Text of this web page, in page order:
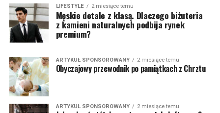
LIFESTYLE 2 miesiące temu
Męskie detale z klasą. Dlaczego biżuteria
z kamieni naturalnych podbija rynek
premium?
ARTYKUŁ SPONSOROWANY 2 miesiące temu
Obyczajowy przewodnik po pamiątkach z Chrztu
ARTYKUŁ SPONSOROWANY 2 miesiące temu